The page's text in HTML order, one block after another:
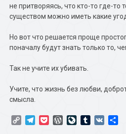
не притворяясь, что кто-то где-то
существом можно иметь какие
Но вот что решается проще
поначалу будут знать только то,
Так не учите их убивать.
Учите, что жизнь без любви,
смысла.
Copy TelegramPocketWordPress
LiveJournal
Tumblr
VK